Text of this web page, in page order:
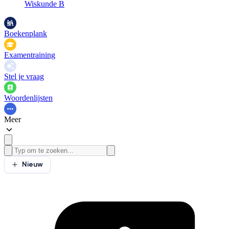
Wiskunde B
Boekenplank
Examentraining
Stel je vraag
Woordenlijsten
Meer
Nieuw